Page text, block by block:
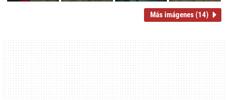
Más imágenes (14)